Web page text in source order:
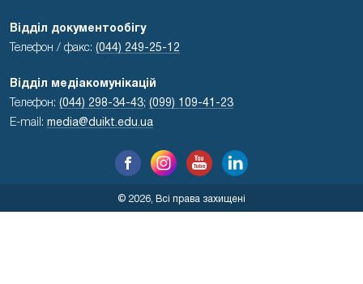
Відділ документообігу
Телефон / факс: (044) 249-25-12
Відділ медіакомунікацій
Телефон: (044) 298-34-43; (099) 109-41-23
E-mail: media@duikt.edu.ua
© 2026, Всі права захищені